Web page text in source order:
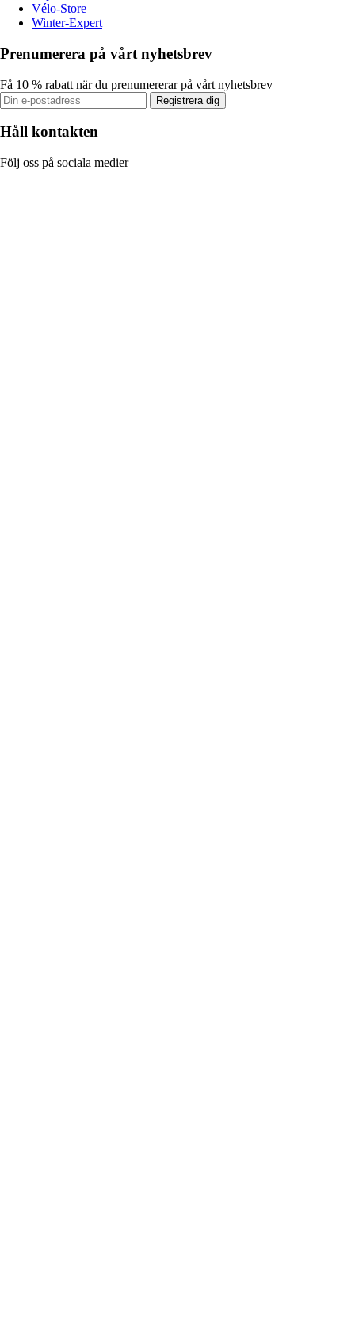
Vélo-Store
Winter-Expert
Prenumerera på vårt nyhetsbrev
Få 10 % rabatt när du prenumererar på vårt nyhetsbrev
Registrera dig
Håll kontakten
Följ oss på sociala medier